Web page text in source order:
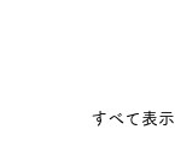
すべて表示